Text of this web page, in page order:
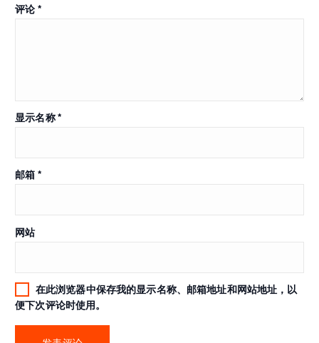
评论*
显示名称*
邮箱*
网站
在此浏览器中保存我的显示名称、邮箱地址和网站地址，以
便下次评论时使用。